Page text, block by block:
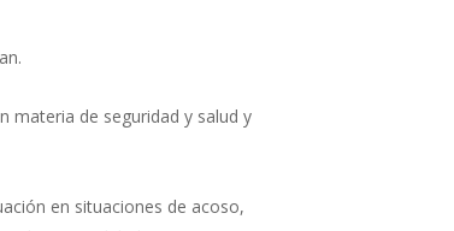
materia de seguridad y salud y
en situaciones de acoso,